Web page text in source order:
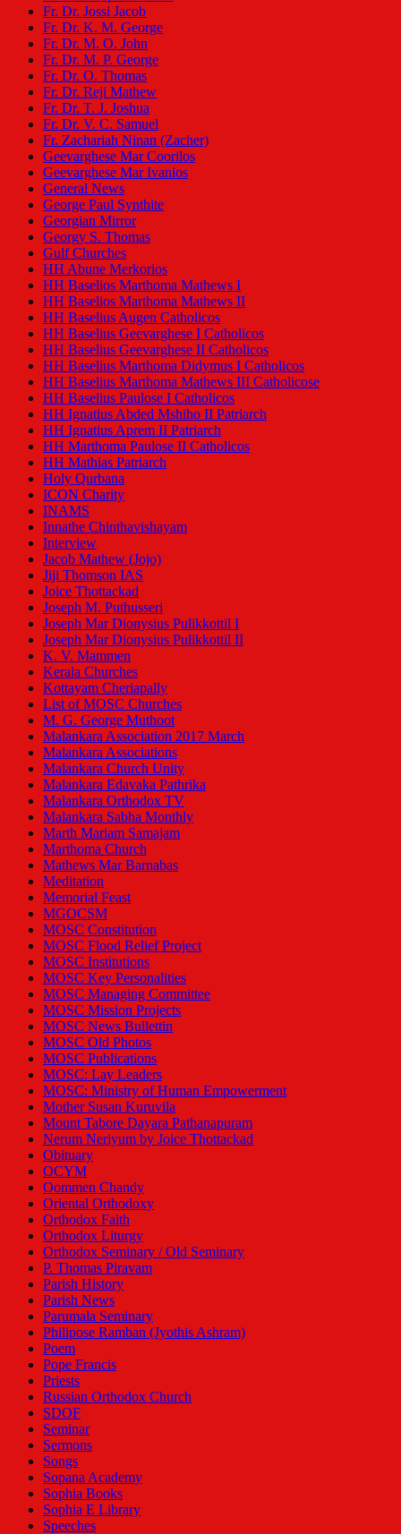
Fr. Dr. Jossi Jacob
Fr. Dr. K. M. George
Fr. Dr. M. O. John
Fr. Dr. M. P. George
Fr. Dr. O. Thomas
Fr. Dr. Reji Mathew
Fr. Dr. T. J. Joshua
Fr. Dr. V. C. Samuel
Fr. Zachariah Ninan (Zacher)
Geevarghese Mar Coorilos
Geevarghese Mar Ivanios
General News
George Paul Synthite
Georgian Mirror
Georgy S. Thomas
Gulf Churches
HH Abune Merkorios
HH Baselios Marthoma Mathews I
HH Baselios Marthoma Mathews II
HH Baselius Augen Catholicos
HH Baselius Geevarghese I Catholicos
HH Baselius Geevarghese II Catholicos
HH Baselius Marthoma Didymus I Catholicos
HH Baselius Marthoma Mathews III Catholicose
HH Baselius Paulose I Catholicos
HH Ignatius Abded Mshiho II Patriarch
HH Ignatius Aprem II Patriarch
HH Marthoma Paulose II Catholicos
HH Mathias Patriarch
Holy Qurbana
ICON Charity
INAMS
Innathe Chinthavishayam
Interview
Jacob Mathew (Jojo)
Jiji Thomson IAS
Joice Thottackad
Joseph M. Puthusseri
Joseph Mar Dionysius Pulikkottil I
Joseph Mar Dionysius Pulikkottil II
K. V. Mammen
Kerala Churches
Kottayam Cheriapally
List of MOSC Churches
M. G. George Muthoot
Malankara Association 2017 March
Malankara Associations
Malankara Church Unity
Malankara Edavaka Pathrika
Malankara Orthodox TV
Malankara Sabha Monthly
Marth Mariam Samajam
Marthoma Church
Mathews Mar Barnabas
Meditation
Memorial Feast
MGOCSM
MOSC Constitution
MOSC Flood Relief Project
MOSC Institutions
MOSC Key Personalities
MOSC Managing Committee
MOSC Mission Projects
MOSC News Bullettin
MOSC Old Photos
MOSC Publications
MOSC: Lay Leaders
MOSC: Ministry of Human Empowerment
Mother Susan Kuruvila
Mount Tabore Dayara Pathanapuram
Nerum Neriyum by Joice Thottackad
Obituary
OCYM
Oommen Chandy
Oriental Orthodoxy
Orthodox Faith
Orthodox Liturgy
Orthodox Seminary / Old Seminary
P. Thomas Piravam
Parish History
Parish News
Parumala Seminary
Philipose Ramban (Jyothis Ashram)
Poem
Pope Francis
Priests
Russian Orthodox Church
SDOF
Seminar
Sermons
Songs
Sopana Academy
Sophia Books
Sophia E Library
Speeches